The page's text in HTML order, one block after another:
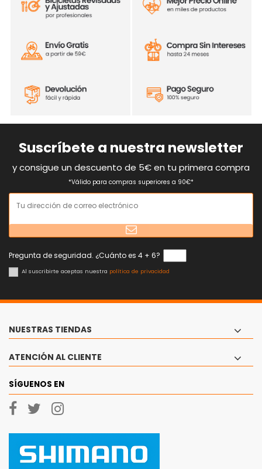
Suscríbete a nuestra newsletter
y consigue un descuento de 5€ en tu primera compra
*Válido para compras superiores a 90€*
Pregunta de seguridad. ¿Cuánto es 4 + 6?
Al suscribirte aceptas nuestra política de privacidad
NUESTRAS TIENDAS
ATENCIÓN AL CLIENTE
SÍGUENOS EN